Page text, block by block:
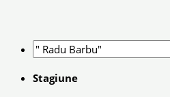
Stagiune